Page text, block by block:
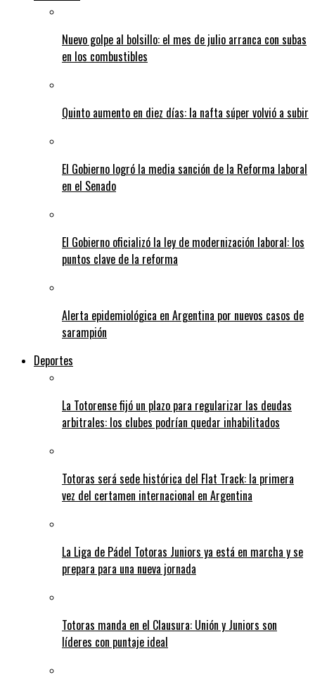
Nuevo golpe al bolsillo: el mes de julio arranca con subas
en los combustibles
Quinto aumento en diez días: la nafta súper volvió a subir
El Gobierno logró la media sanción de la Reforma laboral
en el Senado
El Gobierno oficializó la ley de modernización laboral: los
puntos clave de la reforma
Alerta epidemiológica en Argentina por nuevos casos de
sarampión
Deportes
La Totorense fijó un plazo para regularizar las deudas
arbitrales: los clubes podrían quedar inhabilitados
Totoras será sede histórica del Flat Track: la primera
vez del certamen internacional en Argentina
La Liga de Pádel Totoras Juniors ya está en marcha y se
prepara para una nueva jornada
Totoras manda en el Clausura: Unión y Juniors son
líderes con puntaje ideal